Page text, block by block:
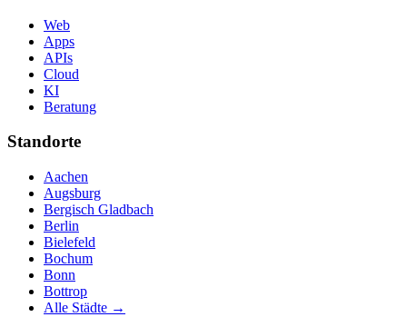
Web
Apps
APIs
Cloud
KI
Beratung
Standorte
Aachen
Augsburg
Bergisch Gladbach
Berlin
Bielefeld
Bochum
Bonn
Bottrop
Alle Städte →